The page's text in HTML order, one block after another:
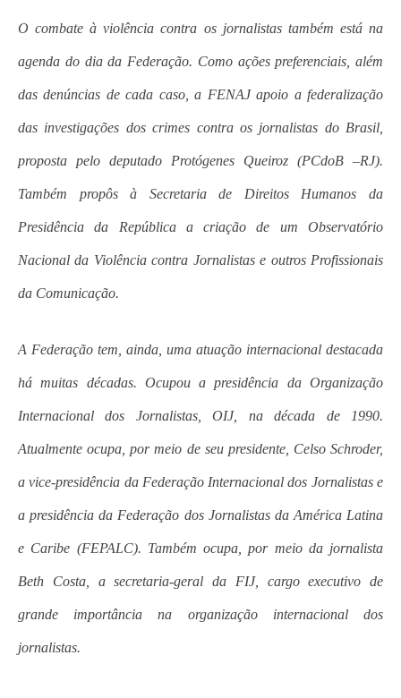
O combate à violência contra os jornalistas também está na
agenda do dia da Federação. Como ações preferenciais, além
das denúncias de cada caso, a FENAJ apoio a federalização
das investigações dos crimes contra os jornalistas do Brasil,
proposta pelo deputado Protógenes Queiroz (PCdoB –RJ).
Também propôs à Secretaria de Direitos Humanos da
Presidência da República a criação de um Observatório
Nacional da Violência contra Jornalistas e outros Profissionais
da Comunicação.
A Federação tem, ainda, uma atuação internacional destacada
há muitas décadas. Ocupou a presidência da Organização
Internacional dos Jornalistas, OIJ, na década de 1990.
Atualmente ocupa, por meio de seu presidente, Celso Schroder,
a vice-presidência da Federação Internacional dos Jornalistas e
a presidência da Federação dos Jornalistas da América Latina
e Caribe (FEPALC). Também ocupa, por meio da jornalista
Beth Costa, a secretaria-geral da FIJ, cargo executivo de
grande importância na organização internacional dos
jornalistas.